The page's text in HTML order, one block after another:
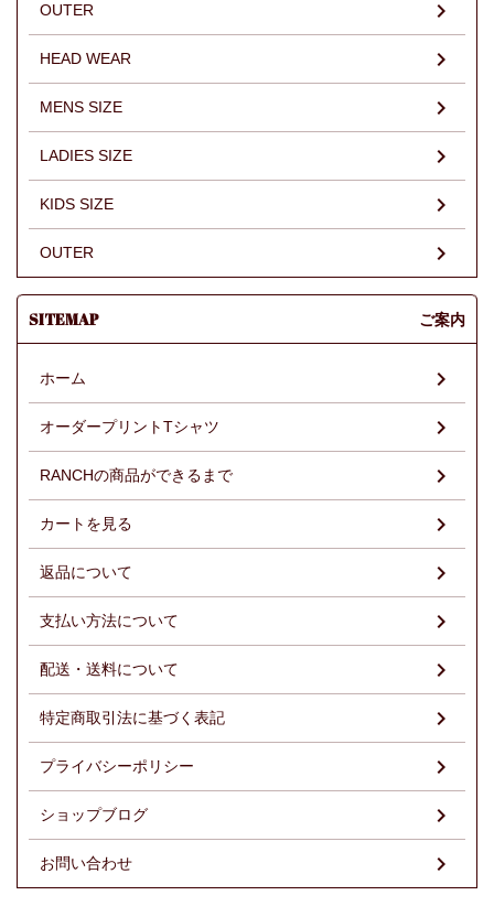
OUTER
HEAD WEAR
MENS SIZE
LADIES SIZE
KIDS SIZE
OUTER
SITEMAP ご案内
ホーム
オーダープリントTシャツ
RANCHの商品ができるまで
カートを見る
返品について
支払い方法について
配送・送料について
特定商取引法に基づく表記
プライバシーポリシー
ショップブログ
お問い合わせ